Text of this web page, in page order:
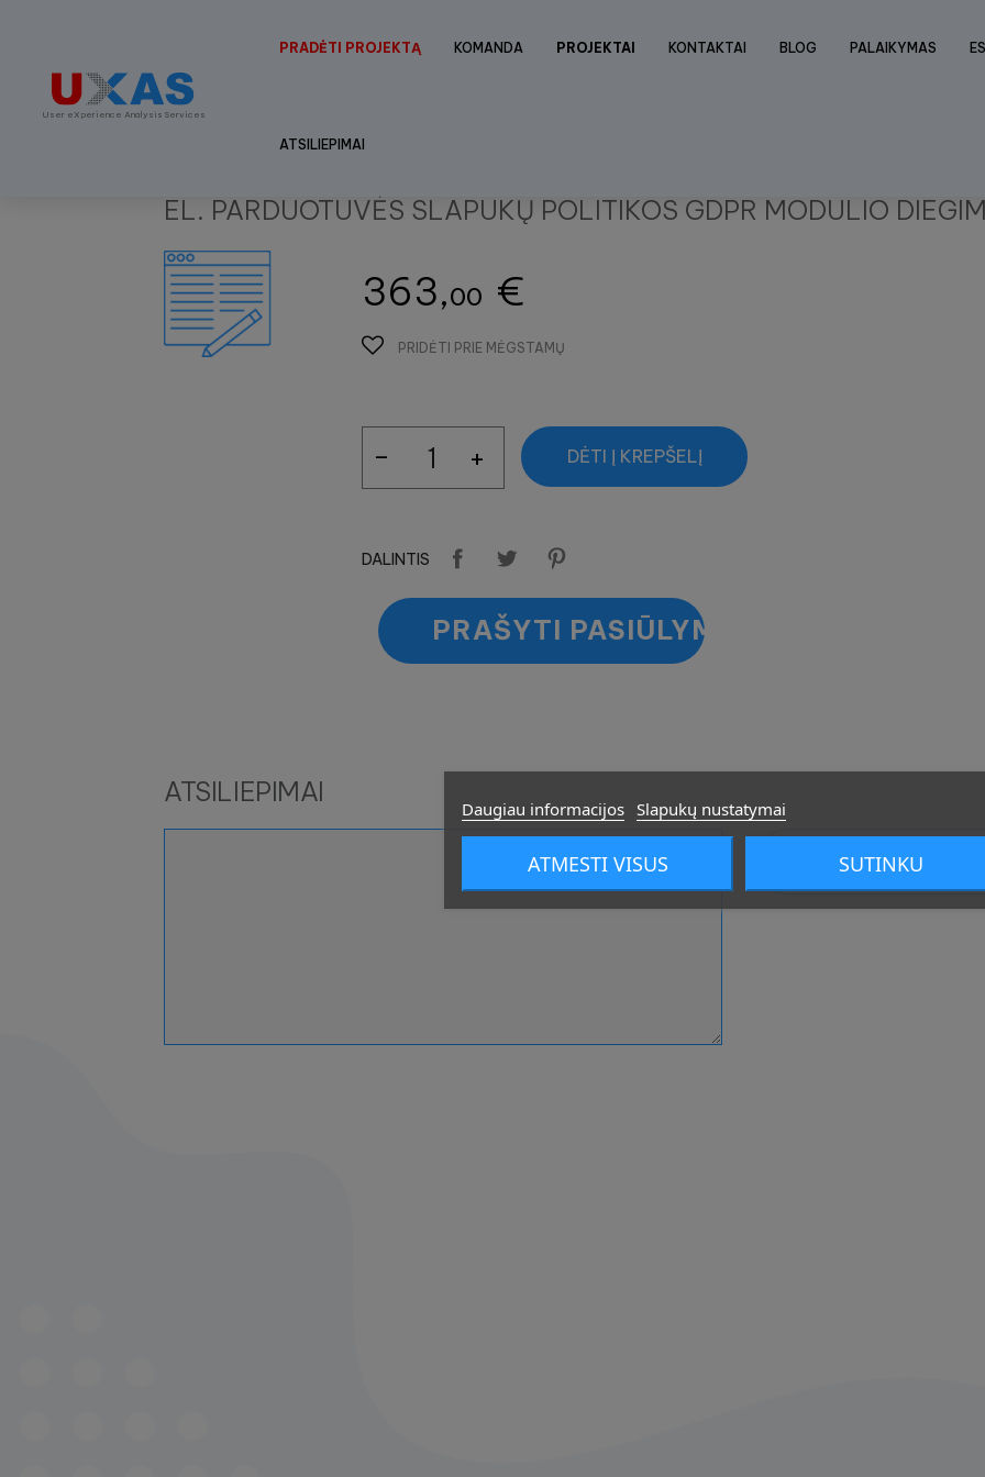
Daugiau informacijos Slapukų nustatymai
ATMESTI VISUS SUTINKU
User eXperience Analysis Services
PRADĖTI PROJEKTĄ KOMANDA PROJEKTAI KONTAKTAI BLOG PALAIKYMAS
ATSILIEPIMAI
EL. PARDUOTUVĖS SLAPUKŲ POLITIKOS GDPR MODULIO
363,00 €
PRIDĖTI PRIE MĖGSTAMŲ
DĖTI Į KREPŠELĮ
DALINTIS
PRAŠYTI PASIŪLYMO
ATSILIEPIMAI